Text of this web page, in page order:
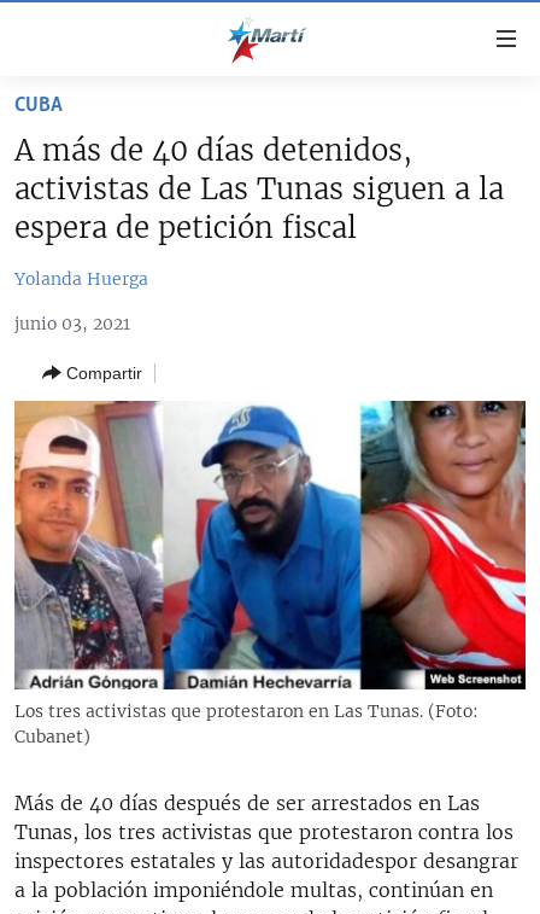
accesibilidad
al
contenido
principal
navegación
principal
la
búsqueda
CUBA
SOBRE CUBA
ESTADOS UNIDOS
DEPORTES
ARTE Y ENTRETENIMIENTO
OPINIÓN GRÁFICA
AUDIOVISUALES MARTÍ
RADIO MARTÍ
ESPECIALES
ESPECIALES
LA REALIDAD DE LA VIVIENDA EN CUBA
SER VIEJO EN CUBA
LOS SANTOS DE HIALEAH
DESINFORMACIÓN RUSA EN AMÉRICA LATINA
LA INVASIÓN DE RUSIA A UCRANIA
MULTIMEDIA
EDITORIALES
CUBA
A más de 40 días detenidos,
activistas de Las Tunas siguen a la
espera de petición fiscal
Yolanda Huerga
junio 03, 2021
Compartir
Los tres activistas que protestaron en Las Tunas. (Foto:
Cubanet)
Más de 40 días después de ser arrestados en Las
Tunas, los tres activistas que protestaron contra los
inspectores estatales y las autoridadespor desangrar
a la población imponiéndole multas, continúan en